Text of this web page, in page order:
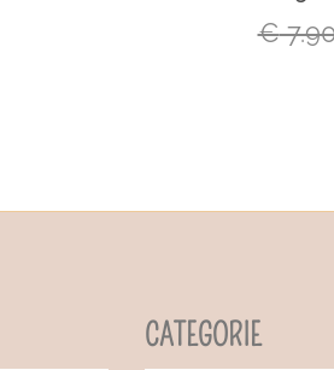
€
CATEGORIE